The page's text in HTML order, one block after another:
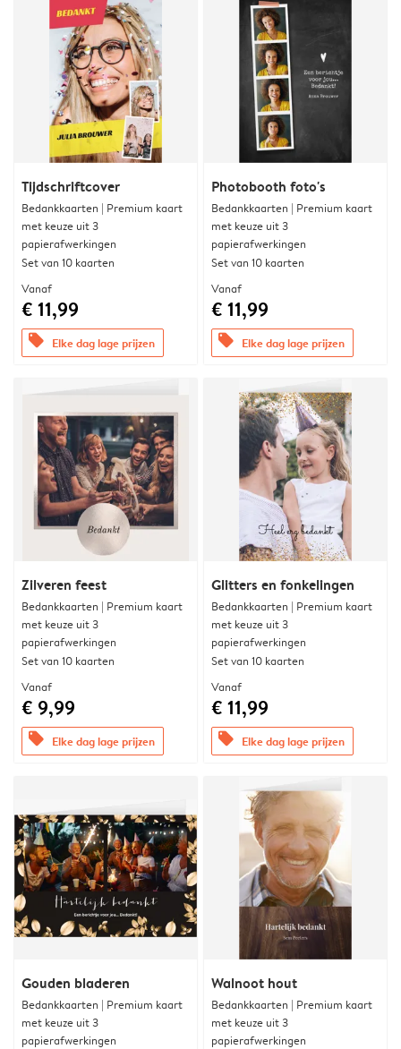
Tijdschriftcover
Bedankkaarten | Premium kaart
met keuze uit 3
papierafwerkingen
Set van 10 kaarten
Vanaf
€ 11,99
offers Elke dag lage prijzen
Photobooth foto's
Bedankkaarten | Premium kaart
met keuze uit 3
papierafwerkingen
Set van 10 kaarten
Vanaf
€ 11,99
offers Elke dag lage prijzen
Zilveren feest
Bedankkaarten | Premium kaart
met keuze uit 3
papierafwerkingen
Set van 10 kaarten
Vanaf
€ 9,99
offers Elke dag lage prijzen
Glitters en fonkelingen
Bedankkaarten | Premium kaart
met keuze uit 3
papierafwerkingen
Set van 10 kaarten
Vanaf
€ 11,99
offers Elke dag lage prijzen
Gouden bladeren
Bedankkaarten | Premium kaart
met keuze uit 3
papierafwerkingen
Walnoot hout
Bedankkaarten | Premium kaart
met keuze uit 3
papierafwerkingen